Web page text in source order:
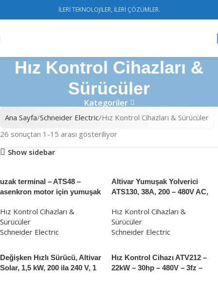
İLERİ TEKNOLOJİLER, İLERİ ÇÖZÜMLER.
Hız Kontrol Cihazları &
Sürücüler
Kategoriler
Ana Sayfa Schneider Electric Hız Kontrol Cihazları & Sürücüler
26 sonuçtan 1-15 arası gösteriliyor
Show sidebar
uzak terminal – ATS48 –
asenkron motor için yumuşak
Hız Kontrol Cihazları &
Sürücüler
Schneider Electric
Altivar Yumuşak Yolverici
ATS130, 38A, 200 – 480V AC,
Hız Kontrol Cihazları &
Sürücüler
Schneider Electric
Değişken Hızlı Sürücü, Altivar
Solar, 1,5 kW, 200 ila 240 V, 1
Hız Kontrol Cihazı ATV212 –
22kW – 30hp – 480V – 3fz –